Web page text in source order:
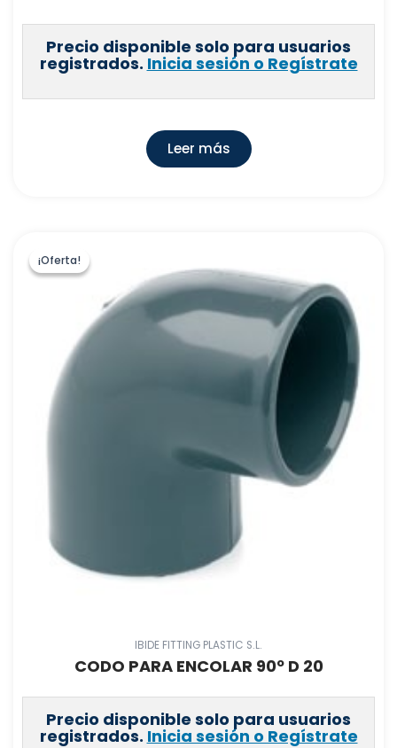
Precio disponible solo para usuarios
registrados. Inicia sesión o Regístrate
Leer más
¡Oferta!
¡Oferta!
IBIDE FITTING PLASTIC S.L.
CODO PARA ENCOLAR 90º D 20
Precio disponible solo para usuarios
registrados. Inicia sesión o Regístrate